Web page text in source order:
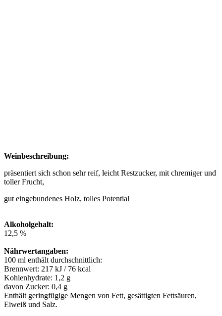
Weinbeschreibung:
präsentiert sich schon sehr reif, leicht Restzucker, mit chremiger und
toller Frucht,
gut eingebundenes Holz, tolles Potential
Alkoholgehalt:
12,5 %
Nährwertangaben:
100 ml enthält durchschnittlich:
Brennwert: 217 kJ / 76 kcal
Kohlenhydrate: 1,2 g
davon Zucker: 0,4 g
Enthält geringfügige Mengen von Fett, gesättigten Fettsäuren,
Eiweiß und Salz.